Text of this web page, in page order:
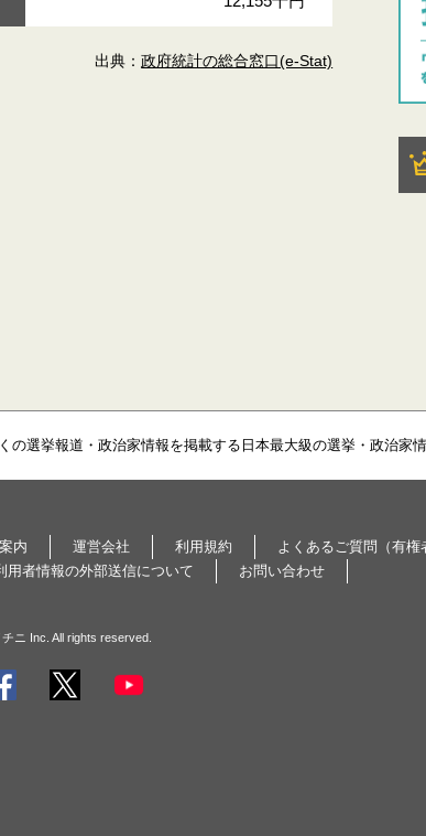
出典：政府統計の総合窓口(e-Stat)
の選挙報道・政治家情報を掲載する日本最大級の選挙・政治家
内 運営会社 利用規約
よくあるご質問（有権
用者情報の外部送信について お問い合わせ
ニ Inc. All rights reserved.